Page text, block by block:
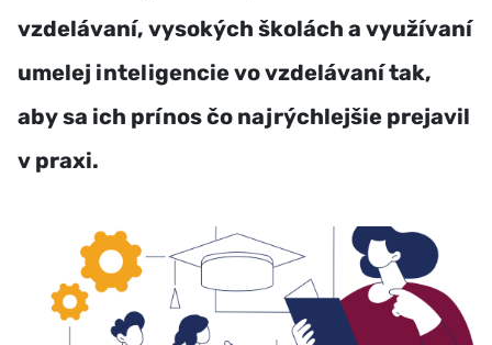
vzdelávaní, vysokých školách a využívaní
umelej inteligencie vo vzdelávaní tak,
aby sa ich prínos čo najrýchlejšie prejavil
v praxi.